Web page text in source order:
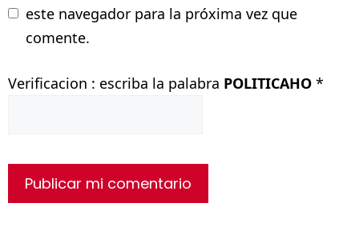
este navegador para la próxima vez que
comente.
Verificacion : escriba la palabra POLITICAHO *